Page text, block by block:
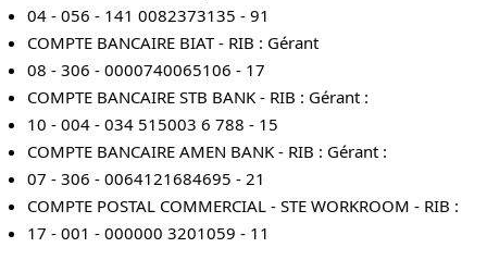
04 - 056 - 141 0082373135 - 91
COMPTE BANCAIRE BIAT - RIB : Gérant
08 - 306 - 0000740065106 - 17
COMPTE BANCAIRE STB BANK - RIB : Gérant :
10 - 004 - 034 515003 6 788 - 15
COMPTE BANCAIRE AMEN BANK - RIB : Gérant :
07 - 306 - 0064121684695 - 21
COMPTE POSTAL COMMERCIAL - STE WORKROOM - RIB :
17 - 001 - 000000 3201059 - 11